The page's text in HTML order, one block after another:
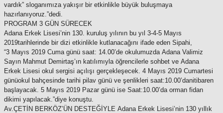
vardık” sloganımıza yakışır bir etkinlikle büyük buluşmaya
hazırlanıyoruz.”dedi.
PROGRAM 3 GÜN SÜRECEK
Adana Erkek Lisesi’nin 130. kuruluş yılının bu yıl 3-4-5 Mayıs
2019tarihlerinde bir dizi etkinlikle kutlanacağını ifade eden Sipahi,
“3 Mayıs 2019 Cuma günü saat: 14.00’de okulumuzda Adana Valimiz
Sayın Mahmut Demirtaş’ın katılımıyla öğrencilerle sohbet ve Adana
Erkek Lisesi okul sergisi açılışı gerçekleşecek. 4 Mayıs 2019 Cumartesi
günüokul bahçesinde tarihi pilav günü ve şenlikleri saat:10.00’danitibaren
başlayacak. 5 Mayıs 2019 Pazar günü ise Saat:10.00’da orman fidan
dikimi yapılacak.”diye konuştu.
Av.ÇETİN BERKÖZ’ÜN DESTEĞİYLE Adana Erkek Lisesi’nin 130 yıllık